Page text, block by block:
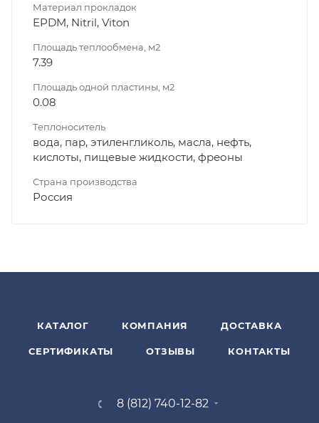
Материал прокладок
EPDM, Nitril, Viton
Площадь теплообмена, м2
7.39
Площадь одной пластины, м2
0.08
Теплоноситель
вода, пар, этиленгликоль, масла, нефть,
кислоты, пищевые жидкости, фреоны
Страна производства
Россия
КАТАЛОГ КОМПАНИЯ ДОСТАВКА
СЕРТИФИКАТЫ ОТЗЫВЫ КОНТАКТЫ
8 (812) 740-12-82